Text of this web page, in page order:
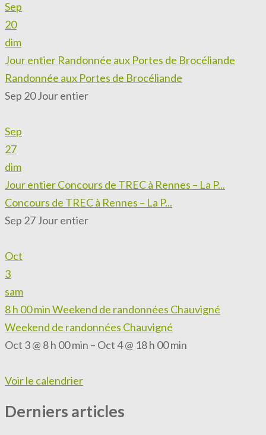
Sep
20
dim
Jour entier Randonnée aux Portes de Brocéliande
Randonnée aux Portes de Brocéliande
Sep 20Jour entier
Sep
27
dim
Jour entierConcours de TREC à Rennes – La P...
Concours de TREC à Rennes – La P...
Sep 27Jour entier
Oct
3
sam
8 h 00 minWeekend de randonnées Chauvigné
Weekend de randonnées Chauvigné
Oct 3 @ 8 h 00 min – Oct 4 @ 18 h 00 min
Voir le calendrier
Derniers articles